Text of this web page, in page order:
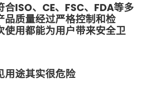
合ISO、CE、FSC、FDA等多
品质量经过严格控制和检
使用都能为用户带来安全卫
用途其实很危险